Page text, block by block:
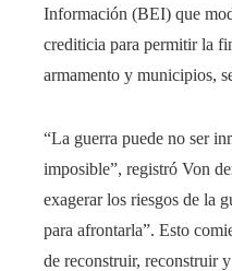
Información (BEI) que
crediticia para permitir la
armamento y municipios,
“La guerra puede no ser
imposible”, registró Von
exagerar los riesgos de la
para afrontarla”. Esto
de reconstruir, reconstruir